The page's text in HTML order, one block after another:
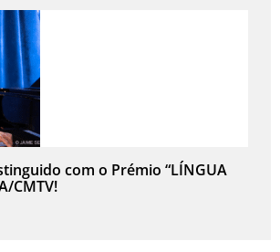
com o Prémio “LÍNGUA
CMTV!